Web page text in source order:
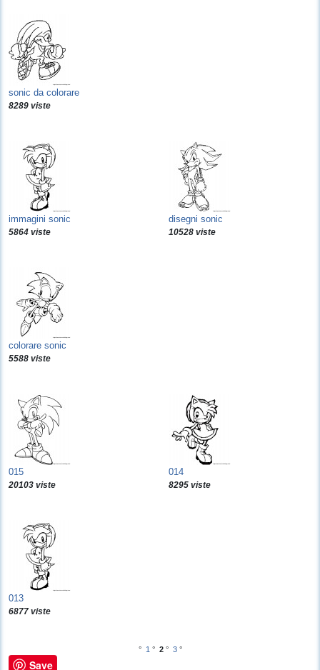
sonic da colorare
8289 viste
immagini sonic
5864 viste
disegni sonic
10528 viste
colorare sonic
5588 viste
015
20103 viste
014
8295 viste
013
6877 viste
° 1 ° 2 ° 3°
Save